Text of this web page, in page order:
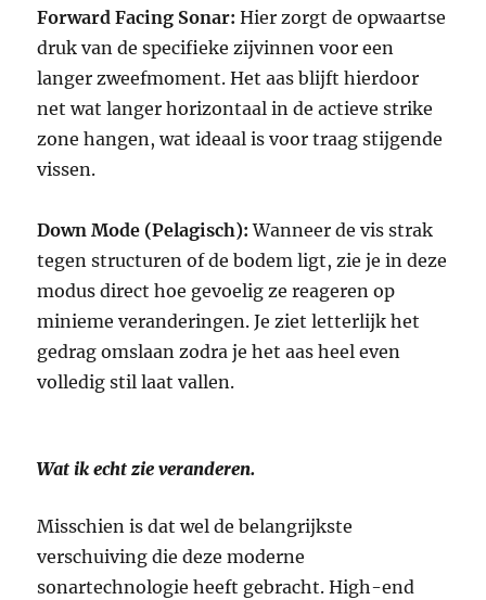
Forward Facing Sonar: Hier zorgt de opwaartse
druk van de specifieke zijvinnen voor een
langer zweefmoment. Het aas blijft hierdoor
net wat langer horizontaal in de actieve strike
zone hangen, wat ideaal is voor traag stijgende
vissen.
Down Mode (Pelagisch): Wanneer de vis strak
tegen structuren of de bodem ligt, zie je in deze
modus direct hoe gevoelig ze reageren op
minieme veranderingen. Je ziet letterlijk het
gedrag omslaan zodra je het aas heel even
volledig stil laat vallen.
Wat ik echt zie veranderen.
Misschien is dat wel de belangrijkste
verschuiving die deze moderne
sonartechnologie heeft gebracht. High-end